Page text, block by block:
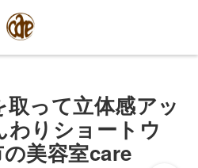
って立体感アッ
わりショートウ
美容室care